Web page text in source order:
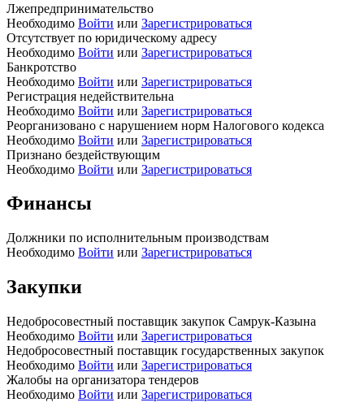
Лжепредпринимательство
Необходимо Войти или Зарегистрироваться
Отсутствует по юридическому адресу
Необходимо Войти или Зарегистрироваться
Банкротство
Необходимо Войти или Зарегистрироваться
Регистрация недействительна
Необходимо Войти или Зарегистрироваться
Реорганизовано с нарушением норм Налогового кодекса
Необходимо Войти или Зарегистрироваться
Признано бездействующим
Необходимо Войти или Зарегистрироваться
Финансы
Должники по исполнительным производствам
Необходимо Войти или Зарегистрироваться
Закупки
Недобросовестный поставщик закупок Самрук-Казына
Необходимо Войти или Зарегистрироваться
Недобросовестный поставщик государственных закупок
Необходимо Войти или Зарегистрироваться
Жалобы на организатора тендеров
Необходимо Войти или Зарегистрироваться